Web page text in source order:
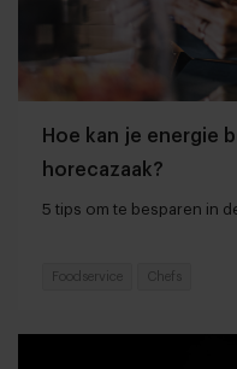
Hoe kan je energie
horecazaak?
5 tips om te besparen in
Foodservice Chefs